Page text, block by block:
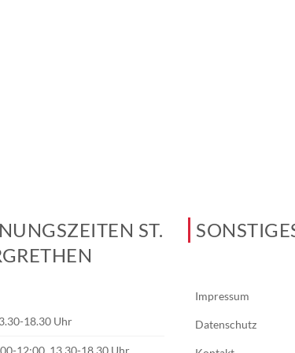
ST.
18.30 Uhr
12:00, 13.30-18.30 Uhr
Impressum
Datenschutz